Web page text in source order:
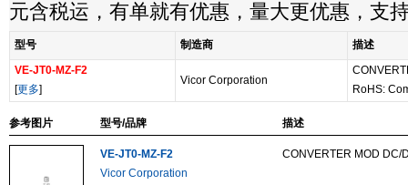
元含税运，有单就有优惠，量大更优惠，支
型号 制造商
描述
VE-JT0-MZ-F2
[更多]
Vicor Corporation
RoHS:
参考图片 型号/品牌 描述
VE-JT0-MZ-F2
Vicor Corporation
CONVERTER MOD DC/